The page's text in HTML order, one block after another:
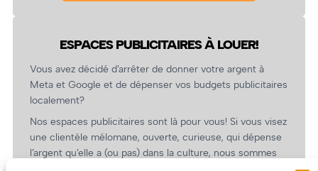
ESPACES PUBLICITAIRES À LOUER!
Vous avez décidé d’arrêter de donner votre argent à
Meta et Google et de dépenser vos budgets publicitaires
localement?
Nos espaces publicitaires sont là pour vous! Si vous visez
une clientèle mélomane, ouverte, curieuse, qui dépense
l’argent qu’elle a (ou pas) dans la culture, nous sommes